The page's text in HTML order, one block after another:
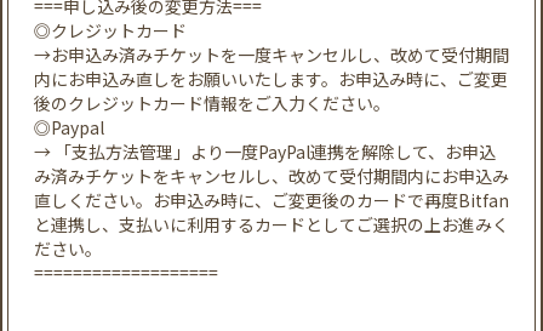
===申し込み後の変更方法===
◎クレジットカード
→お申込み済みチケットを一度キャンセルし、改めて受付期間
内にお申込み直しをお願いいたします。お申込み時に、ご変更
後のクレジットカード情報をご入力ください。
◎Paypal
→ 「支払方法管理」より一度PayPal連携を解除して、お申込
み済みチケットをキャンセルし、改めて受付期間内にお申込み
直しください。お申込み時に、ご変更後のカードで再度Bitfan
と連携し、支払いに利用するカードとしてご選択の上お進みく
ださい。
===================